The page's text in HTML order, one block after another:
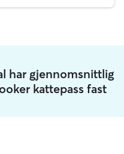
har gjennomsnittlig
kattepass fast